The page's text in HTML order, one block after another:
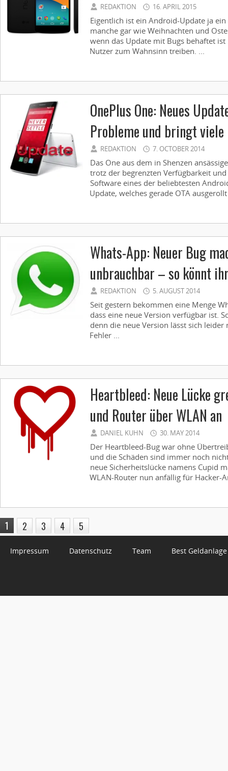
REDAKTION 16. APRIL 2015
Eigentlich ist ein Android-Update ja
manche gar wie Weihnachten und
wenn das Update mit Bugs behaftet
Nutzer zum Wahnsinn treiben. ...
OnePlus One: Neues
Probleme und bringt viele
REDAKTION 7. OCTOBER 2014
Das One aus dem in Shenzen
trotz der begrenzten Verfügbarkeit
Software eines der beliebtesten
Update, welches gerade OTA
Whats-App: Neuer Bug
unbrauchbar – so könnt
REDAKTION 5. AUGUST 2014
Seit gestern bekommen eine Menge
dass eine neue Version verfügbar ist.
denn die neue Version lässt sich
Fehler ...
Heartbleed: Neue Lücke
und Router über WLAN an
DANIEL KUHN 30. MAY 2014
Der Heartbleed-Bug war ohne
und die Schäden sind immer noch
neue Sicherheitslücke namens Cupid
WLAN-Router nun anfällig für Hacker-
1 2 3 4 5
Impressum Datenschutz Team Best Geldanlage